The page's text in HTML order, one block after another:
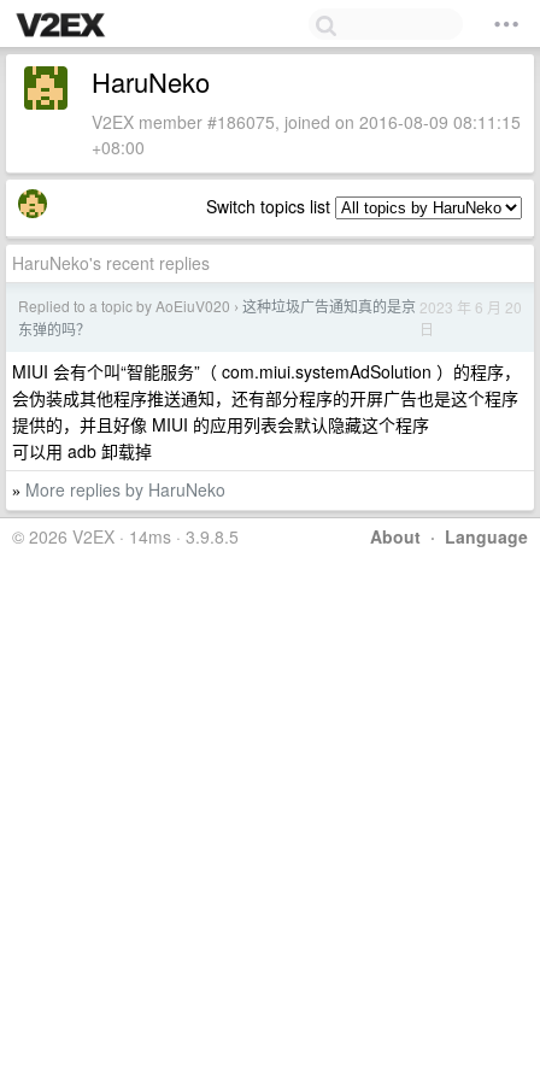
HaruNeko
V2EX member #186075, joined on 2016-08-09 08:11:15
+08:00
Switch topics list
HaruNeko's recent replies
Replied to a topic by AoEiuV020 › 这种垃圾广告通知真的是京
东弹的吗？
2023 年 6 月 20
日
MIUI 会有个叫“智能服务”（ com.miui.systemAdSolution ）的程序，
会伪装成其他程序推送通知，还有部分程序的开屏广告也是这个程序
提供的，并且好像 MIUI 的应用列表会默认隐藏这个程序
可以用 adb 卸载掉
» More replies by HaruNeko
About · Language
© 2026 V2EX · 14ms · 3.9.8.5